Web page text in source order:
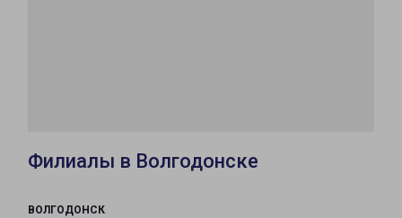
Филиалы в Волгодонске
ВОЛГОДОНСК